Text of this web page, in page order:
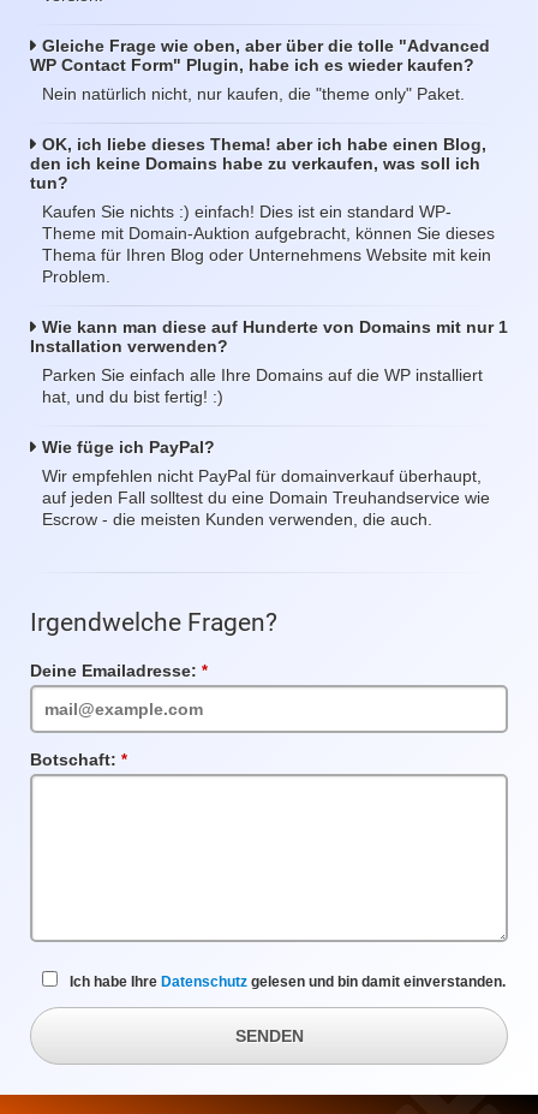
Gleiche Frage wie oben, aber über die tolle "Advanced
WP Contact Form" Plugin, habe ich es wieder kaufen?
Nein natürlich nicht, nur kaufen, die "theme only" Paket.
OK, ich liebe dieses Thema! aber ich habe einen Blog,
den ich keine Domains habe zu verkaufen, was soll ich
tun?
Kaufen Sie nichts :) einfach! Dies ist ein standard WP-
Theme mit Domain-Auktion aufgebracht, können Sie dieses
Thema für Ihren Blog oder Unternehmens Website mit kein
Problem.
Wie kann man diese auf Hunderte von Domains mit nur 1
Installation verwenden?
Parken Sie einfach alle Ihre Domains auf die WP installiert
hat, und du bist fertig! :)
Wie füge ich PayPal?
Wir empfehlen nicht PayPal für domainverkauf überhaupt,
auf jeden Fall solltest du eine Domain Treuhandservice wie
Escrow - die meisten Kunden verwenden, die auch.
Irgendwelche Fragen?
Deine Emailadresse:
Botschaft:
Ich habe Ihre Datenschutz gelesen und bin damit einverstanden.
SENDEN